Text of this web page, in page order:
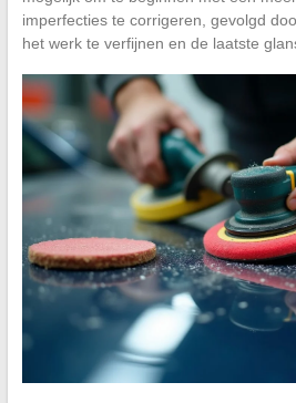
imperfecties te corrigeren, gevolgd
het werk te verfijnen en de laatste